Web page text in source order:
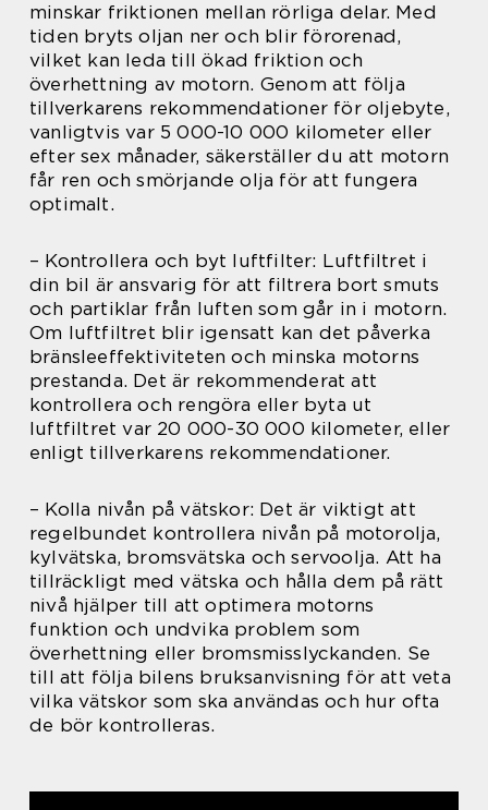
minskar friktionen mellan rörliga delar. Med
tiden bryts oljan ner och blir förorenad,
vilket kan leda till ökad friktion och
överhettning av motorn. Genom att följa
tillverkarens rekommendationer för oljebyte,
vanligtvis var 5 000-10 000 kilometer eller
efter sex månader, säkerställer du att motorn
får ren och smörjande olja för att fungera
optimalt.
– Kontrollera och byt luftfilter: Luftfiltret i
din bil är ansvarig för att filtrera bort smuts
och partiklar från luften som går in i motorn.
Om luftfiltret blir igensatt kan det påverka
bränsleeffektiviteten och minska motorns
prestanda. Det är rekommenderat att
kontrollera och rengöra eller byta ut
luftfiltret var 20 000-30 000 kilometer, eller
enligt tillverkarens rekommendationer.
– Kolla nivån på vätskor: Det är viktigt att
regelbundet kontrollera nivån på motorolja,
kylvätska, bromsvätska och servoolja. Att ha
tillräckligt med vätska och hålla dem på rätt
nivå hjälper till att optimera motorns
funktion och undvika problem som
överhettning eller bromsmisslyckanden. Se
till att följa bilens bruksanvisning för att veta
vilka vätskor som ska användas och hur ofta
de bör kontrolleras.